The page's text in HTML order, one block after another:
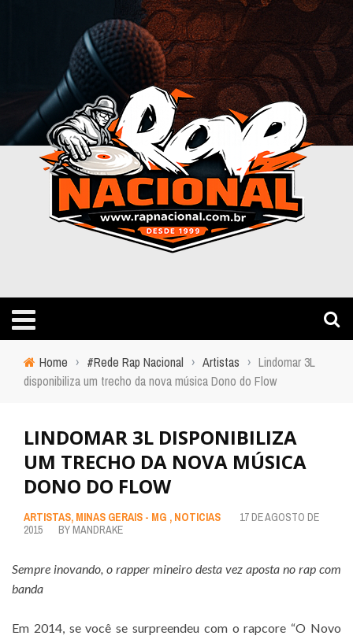
Home › #Rede Rap Nacional › Artistas › Lindomar 3L
disponibiliza um trecho da nova música Dono do Flow
LINDOMAR 3L DISPONIBILIZA
UM TRECHO DA NOVA MÚSICA
DONO DO FLOW
ARTISTAS, MINAS GERAIS - MG , NOTICIAS
17 DE AGOSTO DE
2015
BY MANDRAKE
Sempre inovando, o rapper mineiro desta vez aposta no rap com
banda
Em 2014, se você se surpreendeu com o rapcore “O Novo